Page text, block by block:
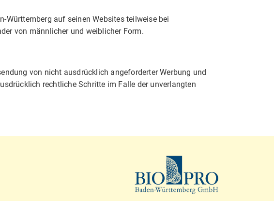
Württemberg auf seinen Websites teilweise bei
von männlicher und weiblicher Form.
von nicht ausdrücklich angeforderter Werbung und
rechtliche Schritte im Falle der unverlangten